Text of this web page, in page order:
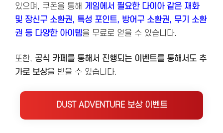
있으며, 쿠폰을 통해 게임에서 필요한 다이아 같은 재화
및 장신구 소환권, 특성 포인트, 방어구 소환권, 무기 소환
권 등 다양한 아이템을 무료로 얻을 수 있습니다.
또한, 공식 카페를 통해서 진행되는 이벤트를 통해서도 추
가로 보상을 받을 수 있습니다.
DUST ADVENTURE 보상 이벤트